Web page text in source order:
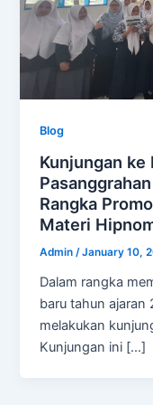
Blog
Kunjungan ke
Rangka
Materi
Admin /January 10,
Dalam rangka
baru tahun ajaran
melakukan
Kunjungan ini […]